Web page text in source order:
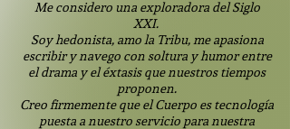
Me considero una exploradora del Siglo
XXI.
Soy hedonista, amo la Tribu, me apasiona
escribir y navego con soltura y humor entre
el drama y el éxtasis que nuestros tiempos
proponen.
Creo firmemente que el Cuerpo es tecnología
puesta a nuestro servicio para nuestra